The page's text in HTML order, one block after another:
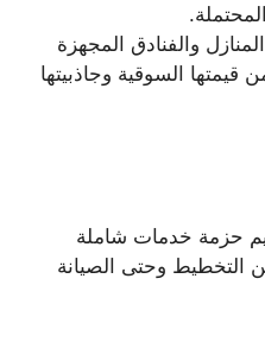
والفنادق المجهزة
السوقية وجاذبيتها
حزمة خدمات شاملة
التخطيط وحتى الصيانة